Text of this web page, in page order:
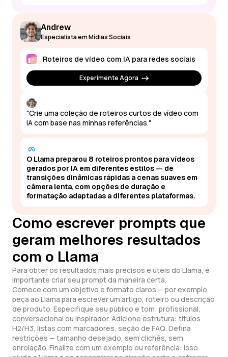
Andrew
Especialista em Mídias Sociais
Roteiros de vídeo com IA para redes sociais
Experimente Agora
"Crie uma coleção de roteiros curtos de vídeo com
IA com base nas minhas referências."
O Llama preparou 8 roteiros prontos para vídeos
gerados por IA em diferentes estilos — de
transições dinâmicas rápidas a cenas suaves em
câmera lenta, com opções de duração e
formatação adaptadas a diferentes plataformas.
Como escrever prompts que
geram melhores resultados
com o Llama
Para obter os resultados mais precisos e úteis do Llama, é
importante criar seu prompt da maneira certa.
Comece com um objetivo e formato claros — por exemplo,
peça ao Llama para escrever um artigo, roteiro ou descrição
de produto. Especifique seu público e tom: profissional,
conversacional ou inspirador. Adicione estrutura: títulos
H2/H3, listas com marcadores, seção de FAQ. Defina
restrições — tamanho desejado, sem clichês, sem
enrolação. Finalize com um exemplo ou referência: isso